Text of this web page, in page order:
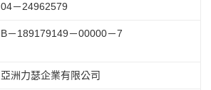
04－24962579
B－189179149－00000－7
亞洲力瑟企業有限公司